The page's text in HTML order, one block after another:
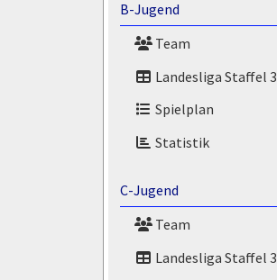
B-Jugend
Team
Landesliga Staffel 3
Spielplan
Statistik
C-Jugend
Team
Landesliga Staffel 3